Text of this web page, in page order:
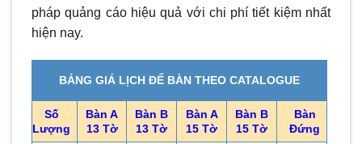
pháp quảng cáo hiệu quả với chi phí tiết kiệm nhất
hiện nay.
BẢNG GIÁ LỊCH ĐỂ BÀN THEO CATALOGUE
Số
Lượng
Bàn A
13 Tờ
Bàn B
13 Tờ
Bàn A
15 Tờ
Bàn B
15 Tờ
Bàn
Đứng